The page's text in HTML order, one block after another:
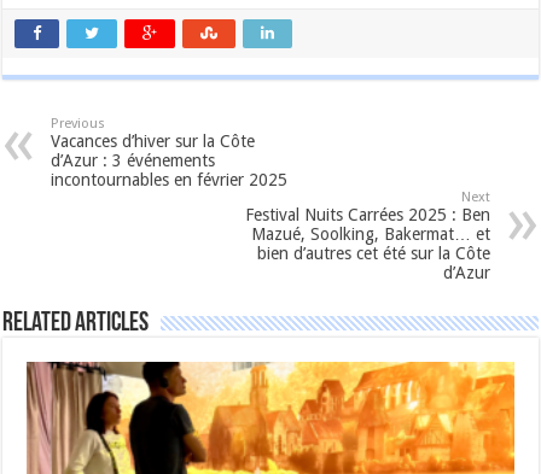
Previous
Vacances d’hiver sur la Côte
d’Azur : 3 événements
incontournables en février 2025
Next
Festival Nuits Carrées 2025 : Ben
Mazué, Soolking, Bakermat… et
bien d’autres cet été sur la Côte
d’Azur
Related Articles